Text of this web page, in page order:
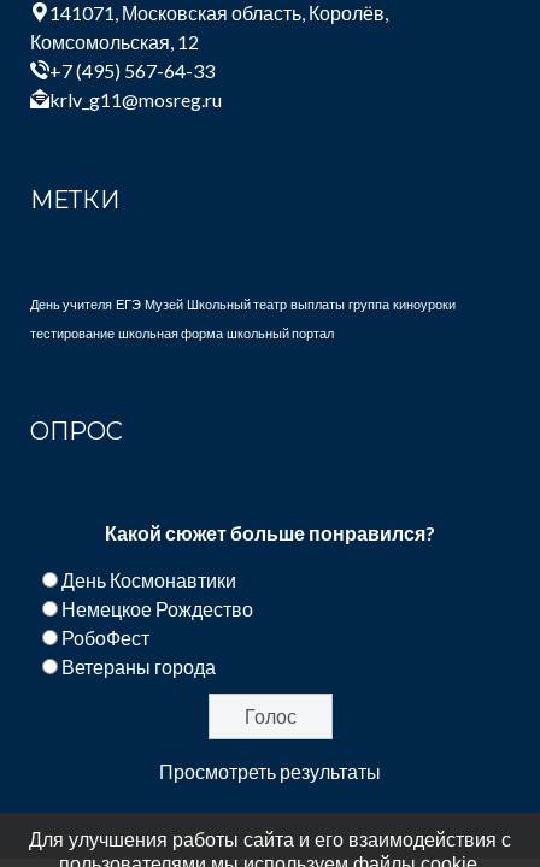
141071, Московская область, Королёв,
Комсомольская, 12
+7 (495) 567-64-33
krlv_g11@mosreg.ru
МЕТКИ
День учителя ЕГЭ Музей Школьный театр выплаты группа киноуроки
тестирование школьная форма школьный портал
ОПРОС
Какой сюжет больше понравился?
День Космонавтики
Немецкое Рождество
РобоФест
Ветераны города
Просмотреть результаты
Для улучшения работы сайта и его взаимодействия с